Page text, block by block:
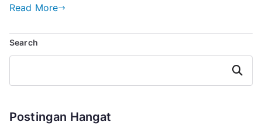
a
l
a
s
p
l
g
a
e
I
b
o
Read More
Search
Search
Postingan Hangat